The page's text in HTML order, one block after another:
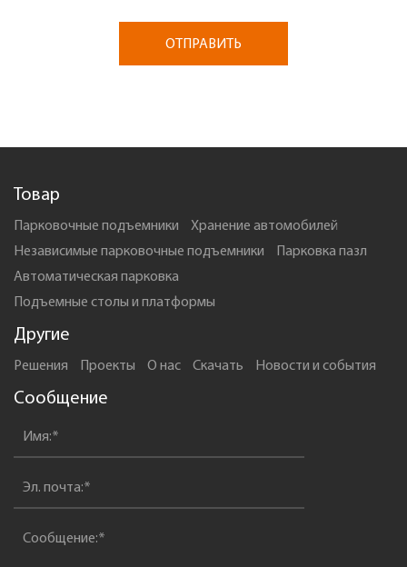
ОТПРАВИТЬ
Товар
Парковочные подъемники
Xранение автомобилей
Независимые парковочные подъемники
Парковка пазл
Автоматическая парковка
Подъемные столы и платформы
Другие
Решения Проекты О нас Скачать Новости и события
Сообщение